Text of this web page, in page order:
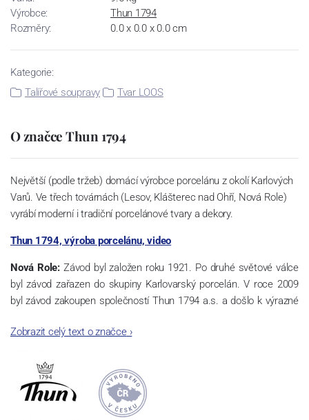
Výrobce:
Thun 1794
Rozměry:
0.0 x 0.0 x 0.0 cm
Kategorie:
Talířové soupravy
Tvar LOOS
O značce Thun 1794
Největší (podle tržeb) domácí výrobce porcelánu z okolí Karlových
Varů. Ve třech továrnách (Lesov, Klášterec nad Ohří, Nová Role)
vyrábí moderní i tradiční porcelánové tvary a dekory.
Thun 1794, výroba porcelánu, video
Nová Role: Závod byl založen roku 1921. Po druhé světové válce
byl závod zařazen do skupiny Karlovarský porcelán. V roce 2009
byl závod zakoupen společností Thun 1794 a.s. a došlo k výrazné
společnosti a v jejím areálu jsou umístěny i provoz servis a výroba
a ve své výrobě navazuje na více jak 220-letou tradici výroby
porcelánu. Kapacita tohoto závodu je 3.500 - 4.000 tun ročně,
závod je vybaven moderními technologickými zařízeními -
isostatické lisy, tlakové lití, glazovací komplex, rychlovýpalná pec,
Zobrazit celý text o značce›